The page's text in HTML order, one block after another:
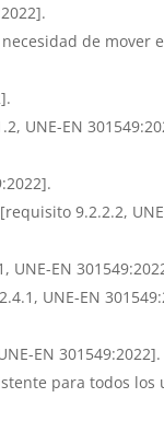
de mover
UNE-EN
9.2.2.2,
EN
UNE-EN
EN 301549:2022].
para todos los